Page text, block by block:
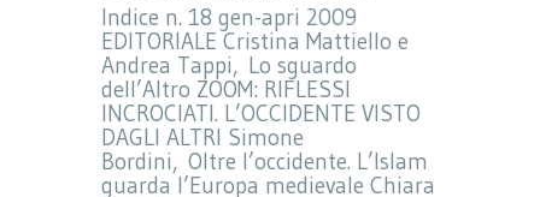
Indice n. 18 gen-apri 2009
EDITORIALE Cristina Mattiello e
Andrea Tappi, Lo sguardo
dell’Altro ZOOM: RIFLESSI
INCROCIATI. L’OCCIDENTE VISTO
DAGLI ALTRI Simone
Bordini, Oltre l’occidente. L’Islam
guarda l’Europa medievale Chiara